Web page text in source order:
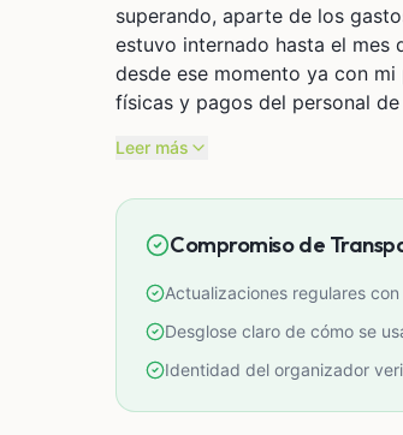
superando, aparte de los
estuvo internado hasta el mes
desde ese momento ya con
físicas y pagos del personal
en 2 empleos, en fin... Hay que
Leer más
Compromiso de
Actualizaciones regulares
Desglose claro de cómo se
Identidad del organizador